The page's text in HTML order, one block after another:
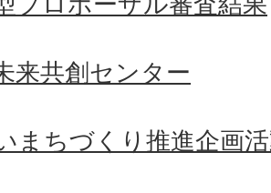
来共創センター
まちづくり推進企画